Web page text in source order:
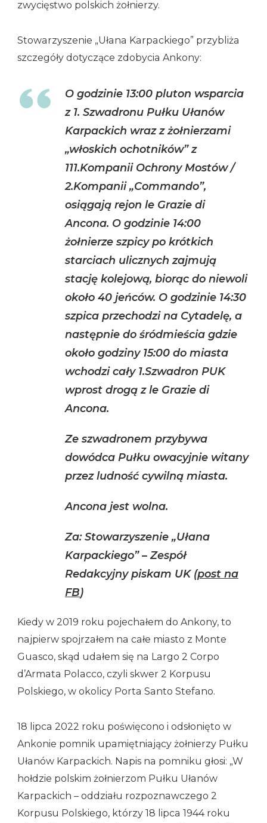
zwycięstwo polskich żołnierzy.
Stowarzyszenie „Ułana Karpackiego” przybliża
szczegóły dotyczące zdobycia Ankony:
O godzinie 13:00 pluton wsparcia
z 1. Szwadronu Pułku Ułanów
Karpackich wraz z żołnierzami
„włoskich ochotników” z
111.Kompanii Ochrony Mostów /
2.Kompanii „Commando”,
osiągają rejon le Grazie di
Ancona. O godzinie 14:00
żołnierze szpicy po krótkich
starciach ulicznych zajmują
stację kolejową, biorąc do niewoli
około 40 jeńców. O godzinie 14:30
szpica przechodzi na Cytadelę, a
następnie do śródmieścia gdzie
około godziny 15:00 do miasta
wchodzi cały 1.Szwadron PUK
wprost drogą z le Grazie di
Ancona.
Ze szwadronem przybywa
dowódca Pułku owacyjnie witany
przez ludność cywilną miasta.
Ancona jest wolna.
Za: Stowarzyszenie „Ułana
Karpackiego” – Zespół
Redakcyjny piskam UK (post na
FB)
Kiedy w 2019 roku pojechałem do Ankony, to
najpierw spojrzałem na całe miasto z Monte
Guasco, skąd udałem się na Largo 2 Corpo
d’Armata Polacco, czyli skwer 2 Korpusu
Polskiego, w okolicy Porta Santo Stefano.
18 lipca 2022 roku poświęcono i odsłonięto w
Ankonie pomnik upamiętniający żołnierzy Pułku
Ułanów Karpackich. Napis na pomniku głosi: „W
hołdzie polskim żołnierzom Pułku Ułanów
Karpackich – oddziału rozpoznawczego 2
Korpusu Polskiego, którzy 18 lipca 1944 roku